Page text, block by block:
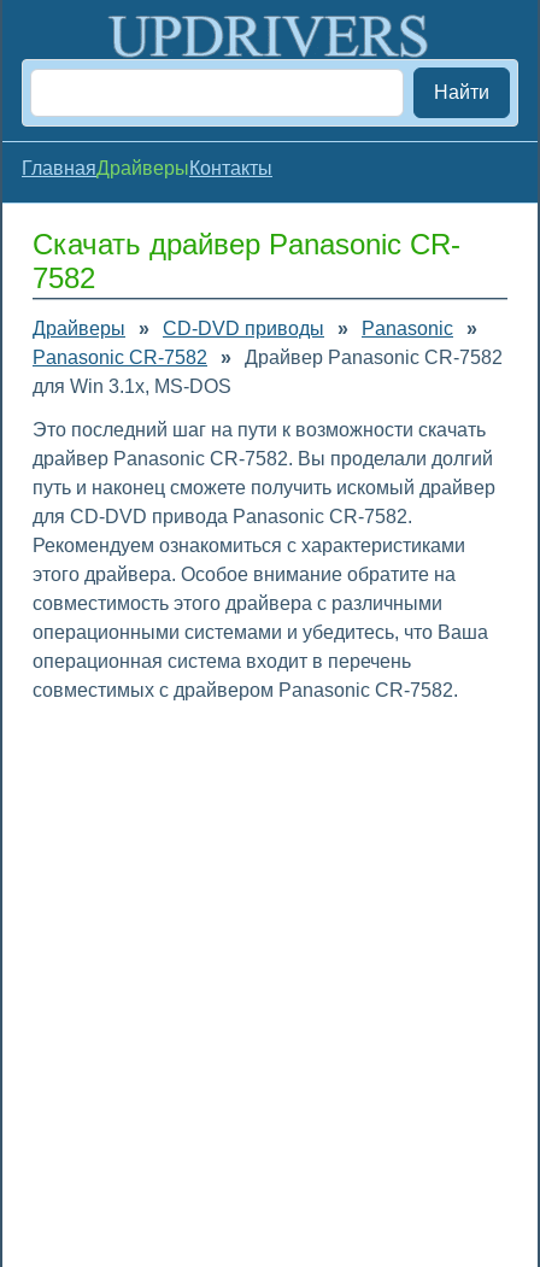
Найти
ГлавнаяДрайверыКонтакты
Скачать драйвер Panasonic CR-
7582
Драйверы » CD-DVD приводы » Panasonic
»
Panasonic CR-7582
»
Драйвер Panasonic CR-7582
для Win 3.1x, MS-DOS
Это последний шаг на пути к возможности скачать
драйвер Panasonic CR-7582. Вы проделали долгий
путь и наконец сможете получить искомый драйвер
для CD-DVD привода Panasonic CR-7582.
Рекомендуем ознакомиться с характеристиками
этого драйвера. Особое внимание обратите на
совместимость этого драйвера с различными
операционными системами и убедитесь, что Ваша
операционная система входит в перечень
совместимых с драйвером Panasonic CR-7582.